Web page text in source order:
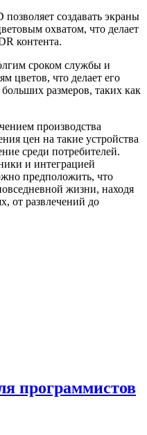
создавать экраны
охватом, что делает
контента.
сроком службы и
цветов, что делает его
размеров, таких как
производства
цен на такие устройства
среди потребителей.
и интеграцией
предположить, что
жизни, находя
от развлечений до
программистов